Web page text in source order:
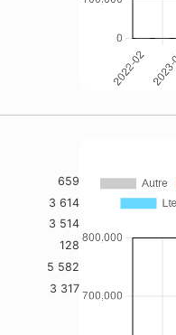
659
3 614
3 514
128
5 582
3 317